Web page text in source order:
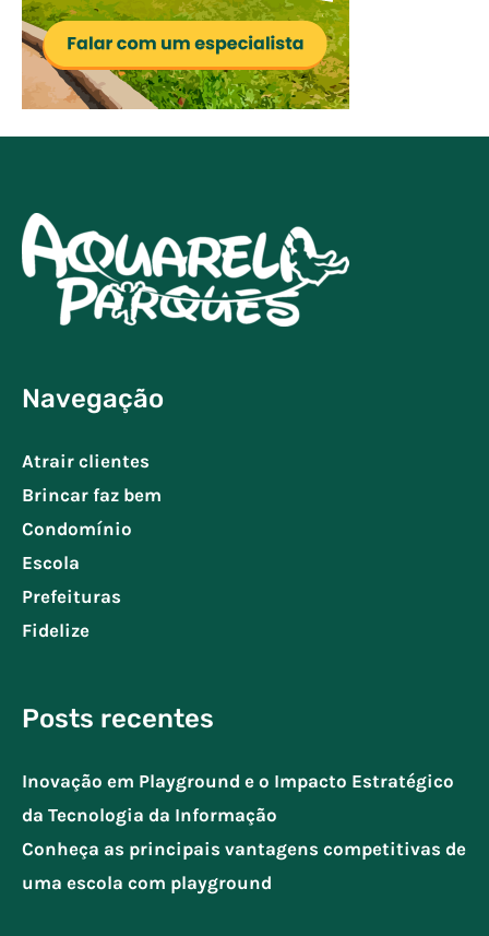
Navegação
Atrair clientes
Brincar faz bem
Condomínio
Escola
Prefeituras
Fidelize
Posts recentes
Inovação em Playground e o Impacto Estratégico
da Tecnologia da Informação
Conheça as principais vantagens competitivas de
uma escola com playground